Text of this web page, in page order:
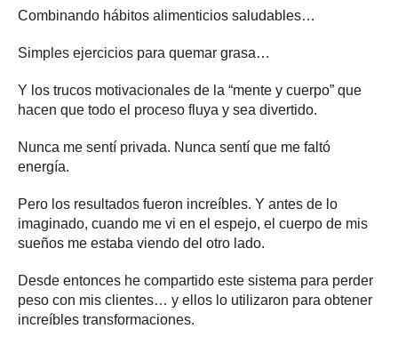
Combinando hábitos alimenticios saludables…
Simples ejercicios para quemar grasa…
Y los trucos motivacionales de la “mente y cuerpo” que
hacen que todo el proceso fluya y sea divertido.
Nunca me sentí privada. Nunca sentí que me faltó
energía.
Pero los resultados fueron increíbles. Y antes de lo
imaginado, cuando me vi en el espejo, el cuerpo de mis
sueños me estaba viendo del otro lado.
Desde entonces he compartido este sistema para perder
peso con mis clientes… y ellos lo utilizaron para obtener
increíbles transformaciones.